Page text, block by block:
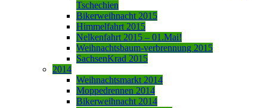
Tschechien
Bikerweihnacht 2015
Himmelfahrt 2015
Nelkenfahrt 2015 – 01.Mai!
Weihnachtsbaum-verbrennung 2015
SachsenKrad 2015
2014
Weihnachtsmarkt 2014
Moppedrennen 2014
Bikerweihnacht 2014